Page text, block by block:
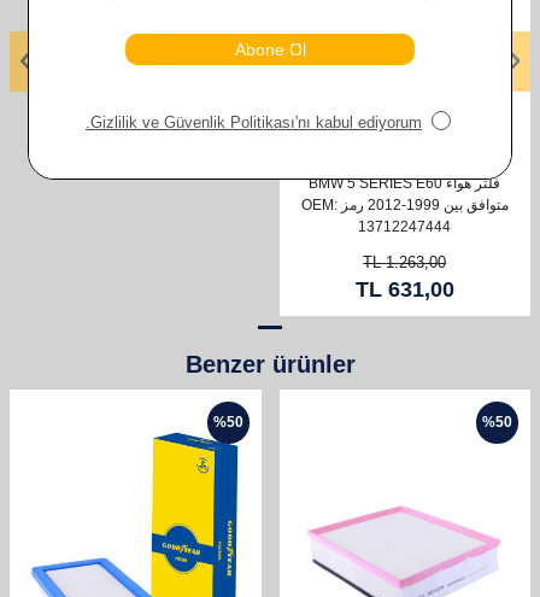
GOODYEAR
فلتر هواء BMW 5 SERIES E60
متوافق بين 1999-2012 رمز OEM:
13712247444
1.263,00
TL
631,00
TL
Benzer ürünler
%50
%50